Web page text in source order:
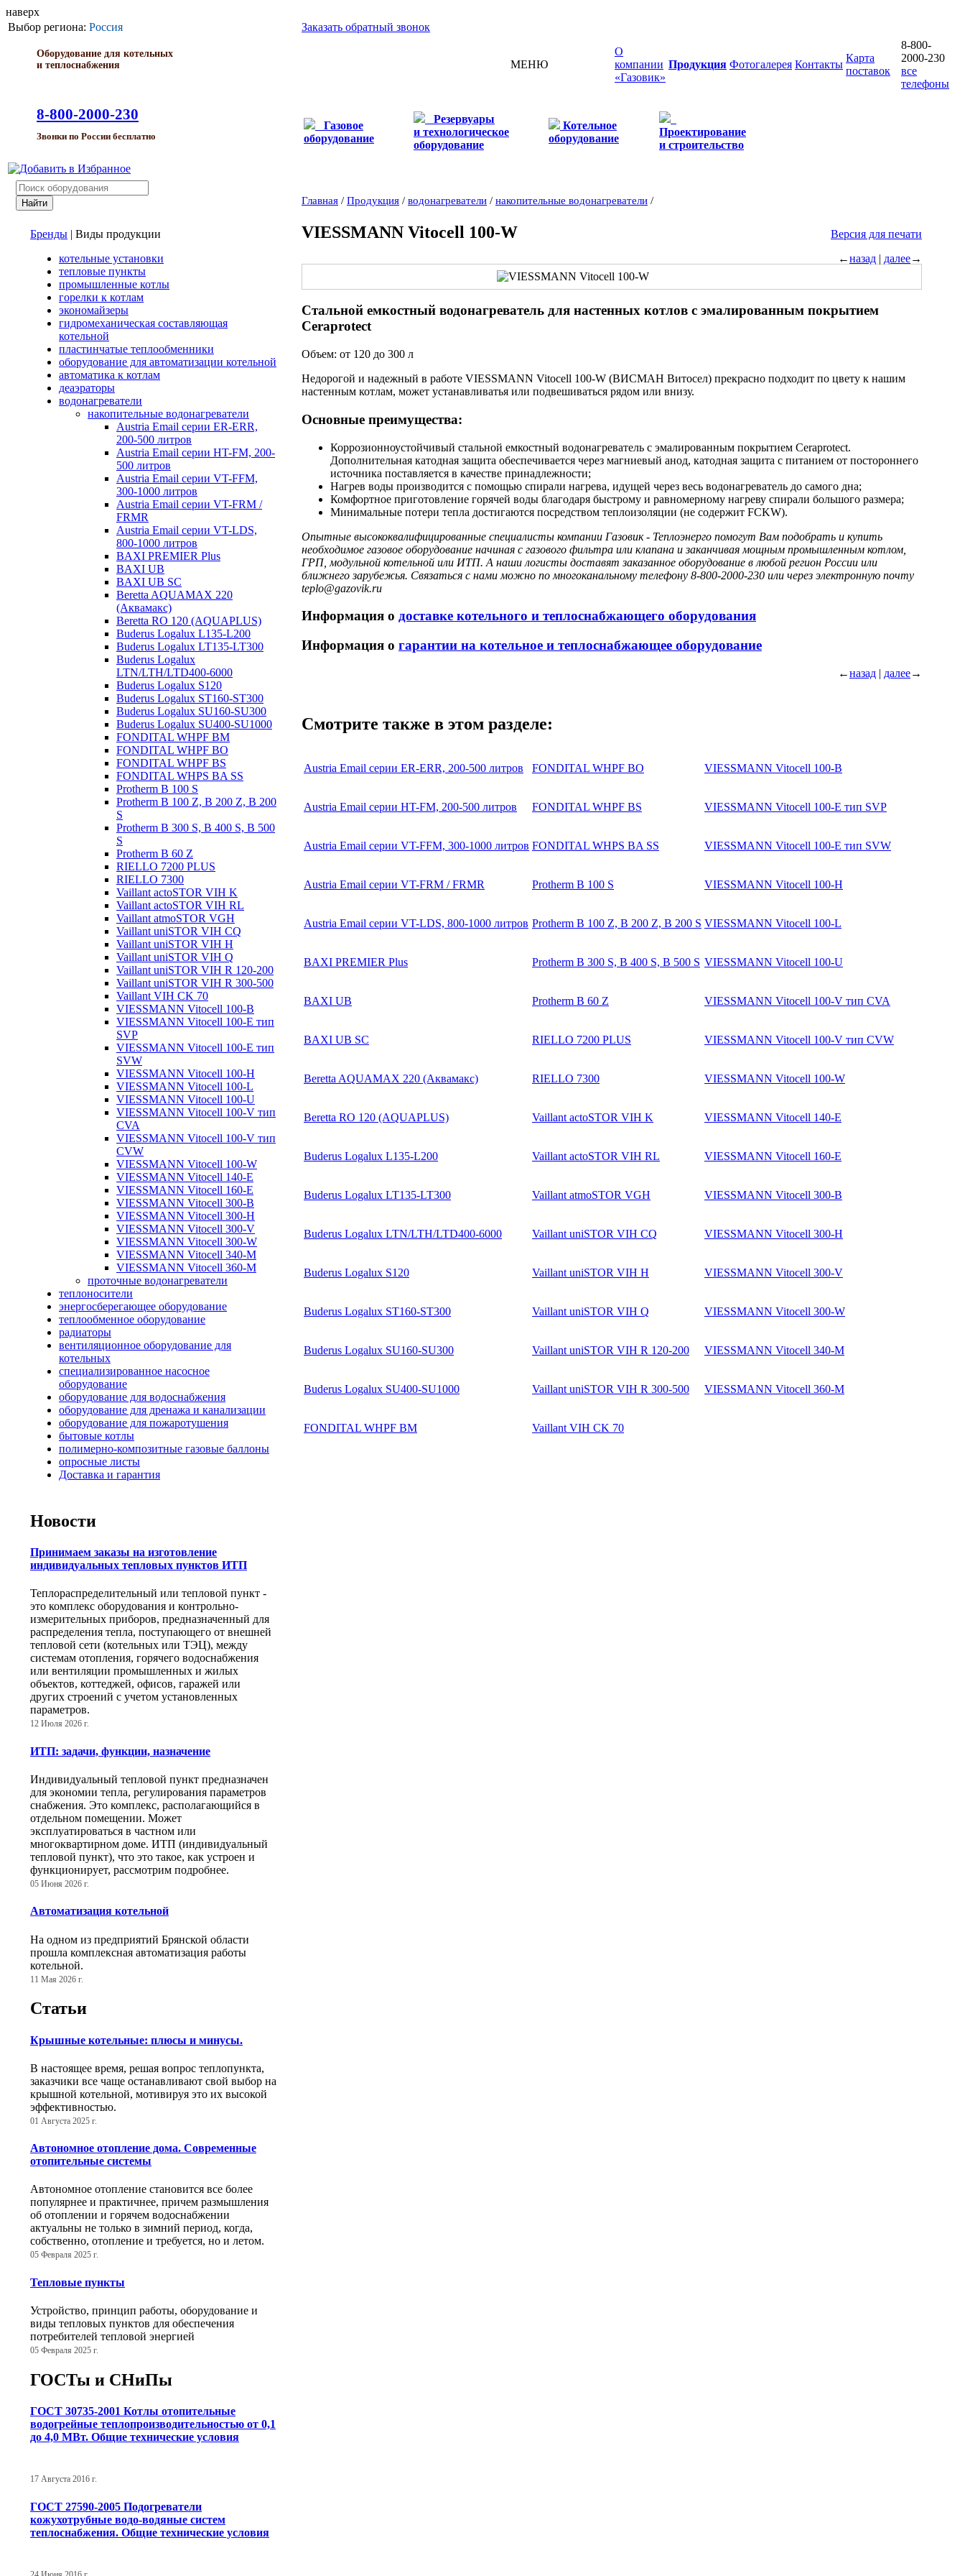
наверх
Выбор региона: Россия
Оборудование для котельных
и теплоснабжения
8-800-2000-230
Звонки по России бесплатно
Заказать обратный звонок
МЕНЮ
О
компании
«Газовик»
Продукция Фотогалерея Контакты
Карта
поставок
8-800-
2000-230
все
телефоны
Газовое
оборудование
Резервуары
и технологическое
оборудование
Котельное
оборудование
Проектирование
и строительство
Бренды | Виды продукции
котельные установки
тепловые пункты
промышленные котлы
горелки к котлам
экономайзеры
гидромеханическая составляющая
котельной
пластинчатые теплообменники
оборудование для автоматизации котельной
автоматика к котлам
деаэраторы
водонагреватели
накопительные водонагреватели
Austria Email серии ER-ERR,
200-500 литров
Austria Email серии HT-FM, 200-
500 литров
Austria Email серии VT-FFM,
300-1000 литров
Austria Email серии VT-FRM /
FRMR
Austria Email серии VT-LDS,
800-1000 литров
BAXI PREMIER Plus
BAXI UB
BAXI UB SC
Beretta AQUAMAX 220
(Аквамакс)
Beretta RO 120 (AQUAPLUS)
Buderus Logalux L135-L200
Buderus Logalux LT135-LT300
Buderus Logalux
LTN/LTH/LTD400-6000
Buderus Logalux S120
Buderus Logalux ST160-ST300
Buderus Logalux SU160-SU300
Buderus Logalux SU400-SU1000
FONDITAL WHPF BM
FONDITAL WHPF BO
FONDITAL WHPF BS
FONDITAL WHPS BA SS
Protherm B 100 S
Protherm B 100 Z, B 200 Z, B 200
S
Protherm B 300 S, B 400 S, B 500
S
Protherm B 60 Z
RIELLO 7200 PLUS
RIELLO 7300
Vaillant actoSTOR VIH K
Vaillant actoSTOR VIH RL
Vaillant atmoSTOR VGH
Vaillant uniSTOR VIH CQ
Vaillant uniSTOR VIH H
Vaillant uniSTOR VIH Q
Vaillant uniSTOR VIH R 120-200
Vaillant uniSTOR VIH R 300-500
Vaillant VIH CK 70
VIESSMANN Vitocell 100-B
VIESSMANN Vitocell 100-E тип
SVP
VIESSMANN Vitocell 100-E тип
SVW
VIESSMANN Vitocell 100-H
VIESSMANN Vitocell 100-L
VIESSMANN Vitocell 100-U
VIESSMANN Vitocell 100-V тип
CVA
VIESSMANN Vitocell 100-V тип
CVW
VIESSMANN Vitocell 100-W
VIESSMANN Vitocell 140-E
VIESSMANN Vitocell 160-E
VIESSMANN Vitocell 300-B
VIESSMANN Vitocell 300-H
VIESSMANN Vitocell 300-V
VIESSMANN Vitocell 300-W
VIESSMANN Vitocell 340-M
VIESSMANN Vitocell 360-M
проточные водонагреватели
теплоносители
энергосберегающее оборудование
теплообменное оборудование
радиаторы
вентиляционное оборудование для
котельных
специализированное насосное
оборудование
оборудование для водоснабжения
оборудование для дренажа и канализации
оборудование для пожаротушения
бытовые котлы
полимерно-композитные газовые баллоны
опросные листы
Доставка и гарантия
Новости
Принимаем заказы на изготовление
индивидуальных тепловых пунктов ИТП
Теплораспределительный или тепловой пункт -
это комплекс оборудования и контрольно-
измерительных приборов, предназначенный для
распределения тепла, поступающего от внешней
тепловой сети (котельных или ТЭЦ), между
системам отопления, горячего водоснабжения
или вентиляции промышленных и жилых
объектов, коттеджей, офисов, гаражей или
других строений с учетом установленных
параметров.
12 Июля 2026 г.
ИТП: задачи, функции, назначение
Индивидуальный тепловой пункт предназначен
для экономии тепла, регулирования параметров
снабжения. Это комплекс, располагающийся в
отдельном помещении. Может
эксплуатироваться в частном или
многоквартирном доме. ИТП (индивидуальный
тепловой пункт), что это такое, как устроен и
функционирует, рассмотрим подробнее.
05 Июня 2026 г.
Автоматизация котельной
На одном из предприятий Брянской области
прошла комплексная автоматизация работы
котельной.
11 Мая 2026 г.
Статьи
Крышные котельные: плюсы и минусы.
В настоящее время, решая вопрос теплопункта,
заказчики все чаще останавливают свой выбор на
крышной котельной, мотивируя это их высокой
эффективностью.
01 Августа 2025 г.
Автономное отопление дома. Современные
отопительные системы
Автономное отопление становится все более
популярнее и практичнее, причем размышления
об отоплении и горячем водоснабжении
актуальны не только в зимний период, когда,
собственно, отопление и требуется, но и летом.
05 Февраля 2025 г.
Тепловые пункты
Устройство, принцип работы, оборудование и
виды тепловых пунктов для обеспечения
потребителей тепловой энергией
05 Февраля 2025 г.
ГОСТы и СНиПы
ГОСТ 30735-2001 Котлы отопительные
водогрейные теплопроизводительностью от 0,1
до 4,0 МВт. Общие технические условия
17 Августа 2016 г.
ГОСТ 27590-2005 Подогреватели
кожухотрубные водо-водяные систем
теплоснабжения. Общие технические условия
Главная / Продукция / водонагреватели / накопительные водонагреватели /
Версия для печати
VIESSMANN Vitocell 100-W
←назад | далее→
Стальной емкостный водонагреватель для настенных котлов с эмалированным покрытием
Ceraprotect
Объем: от 120 до 300 л
Недорогой и надежный в работе VIESSMANN Vitocell 100-W (ВИСМАН Витосел) прекрасно подходит по цвету к нашим
настенным котлам, может устанавливатья или подвешиваться рядом или внизу.
Основные преимущества:
Коррозионноустойчивый стальной емкостный водонагреватель с эмалированным покрытием Ceraprotect.
Дополнительная катодная защита обеспечивается через магниевый анод, катодная защита с питанием от постороннего
источника поставляется в качестве принадлежности;
Нагрев воды производится с помощью спирали нагрева, идущей через весь водонагреватель до самого дна;
Комфортное приготовление горячей воды благодаря быстрому и равномерному нагреву спирали большого размера;
Минимальные потери тепла достигаются посредством теплоизоляции (не содержит FCKW).
Опытные высококвалифицированные специалисты компании Газовик - Теплоэнерго помогут Вам подобрать и купить
необходимое газовое оборудование начиная с газового фильтра или клапана и заканчивая мощным промышленным котлом,
ГРП, модульной котельной или ИТП. А наши логисты доставят заказанное оборудование в любой регион России или
ближнего зарубежья. Связаться с нами можно по многоканальному телефону 8-800-2000-230 или через электронную почту
teplo@gazovik.ru
Информация о доставке котельного и теплоснабжающего оборудования
Информация о гарантии на котельное и теплоснабжающее оборудование
←назад | далее→
Смотрите также в этом разделе:
Austria Email серии ER-ERR, 200-500 литров FONDITAL WHPF BO VIESSMANN Vitocell 100-B
Austria Email серии HT-FM, 200-500 литров FONDITAL WHPF BS VIESSMANN Vitocell 100-E тип SVP
Austria Email серии VT-FFM, 300-1000 литров FONDITAL WHPS BA SS VIESSMANN Vitocell 100-E тип SVW
Austria Email серии VT-FRM / FRMR Protherm B 100 S VIESSMANN Vitocell 100-H
Austria Email серии VT-LDS, 800-1000 литров Protherm B 100 Z, B 200 Z, B 200 S VIESSMANN Vitocell 100-L
BAXI PREMIER Plus Protherm B 300 S, B 400 S, B 500 S VIESSMANN Vitocell 100-U
BAXI UB Protherm B 60 Z VIESSMANN Vitocell 100-V тип CVA
BAXI UB SC RIELLO 7200 PLUS VIESSMANN Vitocell 100-V тип CVW
Beretta AQUAMAX 220 (Аквамакс) RIELLO 7300 VIESSMANN Vitocell 100-W
Beretta RO 120 (AQUAPLUS) Vaillant actoSTOR VIH K VIESSMANN Vitocell 140-E
Buderus Logalux L135-L200 Vaillant actoSTOR VIH RL VIESSMANN Vitocell 160-E
Buderus Logalux LT135-LT300 Vaillant atmoSTOR VGH VIESSMANN Vitocell 300-B
Buderus Logalux LTN/LTH/LTD400-6000 Vaillant uniSTOR VIH CQ VIESSMANN Vitocell 300-H
Buderus Logalux S120 Vaillant uniSTOR VIH H VIESSMANN Vitocell 300-V
Buderus Logalux ST160-ST300 Vaillant uniSTOR VIH Q VIESSMANN Vitocell 300-W
Buderus Logalux SU160-SU300 Vaillant uniSTOR VIH R 120-200 VIESSMANN Vitocell 340-M
Buderus Logalux SU400-SU1000 Vaillant uniSTOR VIH R 300-500 VIESSMANN Vitocell 360-M
FONDITAL WHPF BM Vaillant VIH CK 70